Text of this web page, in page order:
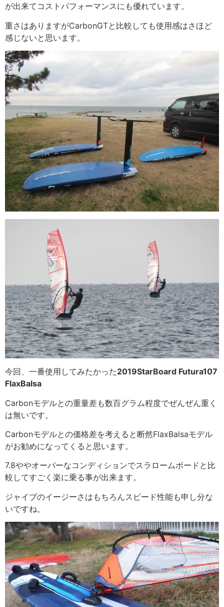
が出来てコストパフォーマンスにも優れています。
重さはありますがCarbonGTと比較しても使用感はさほど
感じないと思います。
今回、一番使用してみたかった2019StarBoard Futura107
FlaxBalsa
Carbonモデルとの重量差も数百グラム程度でぜんぜん重く
は無いです。
Carbonモデルとの価格差を考えると断然FlaxBalsaモデル
がお勧めになってくると思います。
7.8ややオーバーなコンディションでスラロームボードと比
較してすごく楽に乗る事が出来ます。
ジャイブのイージーさはもちろんスピード性能も申し分な
いですね。